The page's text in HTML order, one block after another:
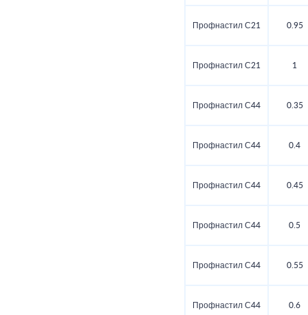
Профнастил С21 0.95
Профнастил С21 1
Профнастил С44 0.35
Профнастил С44 0.4
Профнастил С44 0.45
Профнастил С44 0.5
Профнастил С44 0.55
Профнастил С44 0.6